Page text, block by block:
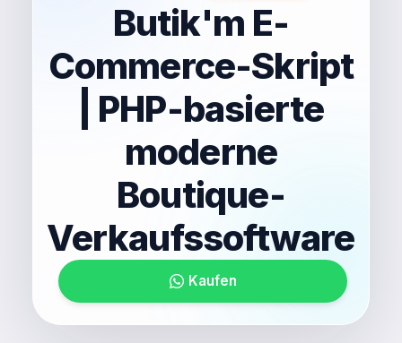
Butik'm E-
Commerce-Skript
| PHP-basierte
moderne
Boutique-
Verkaufssoftware
Kaufen